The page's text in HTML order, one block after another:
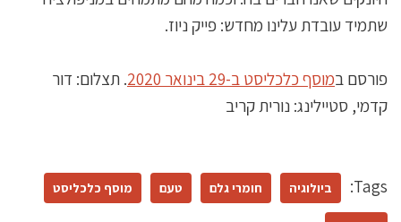
שתמיד עובדת עלינו מחדש: פייק ניוז.
פורסם במוסף כלכליסט ב-29 בינואר 2020
. תצלום: דור
קדמי, סטיילינג: נורית קריב
Tags: ביולוגיה חומרי גלם טעם מוסף כלכליסט